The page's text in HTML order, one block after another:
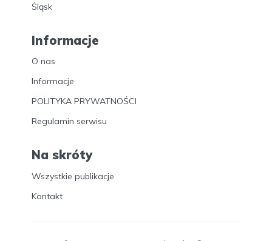
Śląsk
Informacje
O nas
Informacje
POLITYKA PRYWATNOŚCI
Regulamin serwisu
Na skróty
Wszystkie publikacje
Kontakt